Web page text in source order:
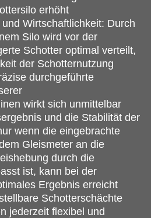
erhöht
Wirtschaftlichkeit: Durch
Silo wird vor der
Schotter optimal verteilt,
der Schotternutzung
durchgeführte
wirkt sich unmittelbar
und die Stabilität der
wenn die eingebrachte
Gleismeter an die
durch die
ist, kann bei der
Ergebnis erreicht
Schotterschächte
jederzeit flexibel und